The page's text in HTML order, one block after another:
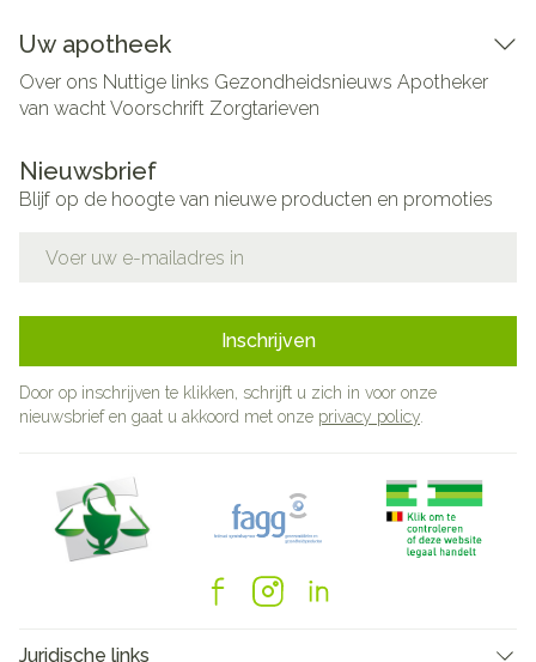
Uw apotheek
Over ons Nuttige links Gezondheidsnieuws Apotheker
van wachtVoorschrift Zorgtarieven
Nieuwsbrief
Blijf op de hoogte van nieuwe producten en promoties
Inschrijven
Door op inschrijven te klikken, schrijft u zich in voor onze
nieuwsbrief en gaat u akkoord met onze privacy policy
Juridische links